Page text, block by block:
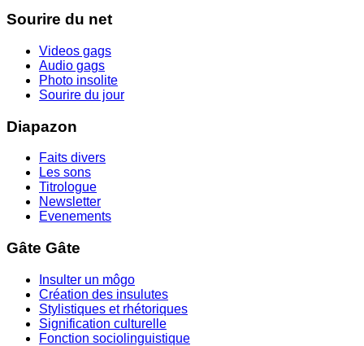
Sourire du net
Videos gags
Audio gags
Photo insolite
Sourire du jour
Diapazon
Faits divers
Les sons
Titrologue
Newsletter
Evenements
Gâte Gâte
Insulter un môgo
Création des insulutes
Stylistiques et rhétoriques
Signification culturelle
Fonction sociolinguistique